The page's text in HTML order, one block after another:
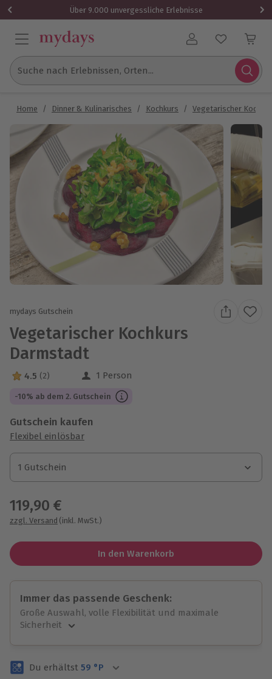
Über 9.000 unvergessliche Erlebnisse
Benutzerkonto
Suche nach Erlebnissen, Orten...
Home / Dinner & Kulinarisches / Kochkurs / Vegetarischer
mydays Gutschein
Vegetarischer Kochkurs
Darmstadt
4.5 Sterne von 5 aus 2 Bewertungen
4.5 (2) 1 Person
-10% ab dem 2. Gutschein
Gutschein kaufen
Flexibel einlösbar
1 Gutschein
1 Gutschein
1 Gutschein
119,90 €
zzgl. Versand (inkl. MwSt.)
In den Warenkorb
Immer das passende Geschenk:
Große Auswahl, volle Flexibilität und maximale
Sicherheit
Volle Flexibilität
Du erhältst 59 °P